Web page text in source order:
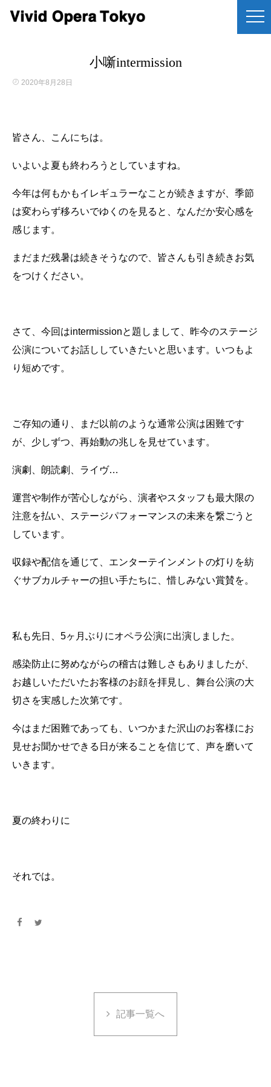
小噺intermission
2020年8月28日
皆さん、こんにちは。
いよいよ夏も終わろうとしていますね。
今年は何もかもイレギュラーなことが続きますが、季節
は変わらず移ろいでゆくのを見ると、なんだか安心感を
感じます。
まだまだ残暑は続きそうなので、皆さんも引き続きお気
をつけください。
さて、今回はintermissionと題しまして、昨今のステージ
公演についてお話ししていきたいと思います。いつもよ
り短めです。
ご存知の通り、まだ以前のような通常公演は困難です
が、少しずつ、再始動の兆しを見せています。
演劇、朗読劇、ライヴ…
運営や制作が苦心しながら、演者やスタッフも最大限の
注意を払い、ステージパフォーマンスの未来を繋ごうと
しています。
収録や配信を通じて、エンターテインメントの灯りを紡
ぐサブカルチャーの担い手たちに、惜しみない賞賛を。
私も先日、5ヶ月ぶりにオペラ公演に出演しました。
感染防止に努めながらの稽古は難しさもありましたが、
お越しいただいたお客様のお顔を拝見し、舞台公演の大
切さを実感した次第です。
今はまだ困難であっても、いつかまた沢山のお客様にお
見せお聞かせできる日が来ることを信じて、声を磨いて
いきます。
夏の終わりに
それでは。
記事一覧へ